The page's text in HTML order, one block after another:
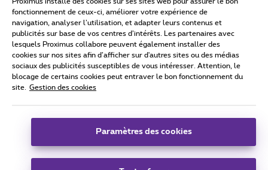
Conditions d'utilisation Accessibility statement
Tous droits réservés. © 2026 Proximus
Conditions générales, info consommateur
Coordonnées de l’entreprise
Boulevard du Roi Albert II 27 - B-1030 Bruxelles.
fonctionnement de ceux-ci, améliorer votre expérience de
navigation, analyser l’utilisation, et adapter leurs contenus et
publicités sur base de vos centres d’intérêts. Les partenaires avec
lesquels Proximus collabore peuvent également installer des
cookies sur nos sites afin d’afficher sur d'autres sites ou des médias
sociaux des publicités susceptibles de vous intéresser. Attention, le
blocage de certains cookies peut entraver le bon fonctionnement du
site.
Gestion des cookies
Paramètres des cookies